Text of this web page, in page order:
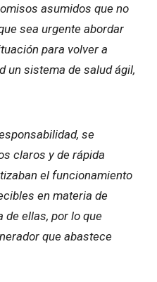
asumidos que no
sea urgente abordar
para volver a
un sistema de salud ágil,
se
claros y de rápida
el funcionamiento
en materia de
ellas, por lo que
que abastece